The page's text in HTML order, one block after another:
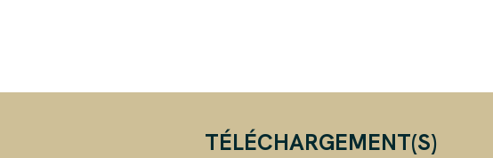
TÉLÉCHARGEMENT(S)